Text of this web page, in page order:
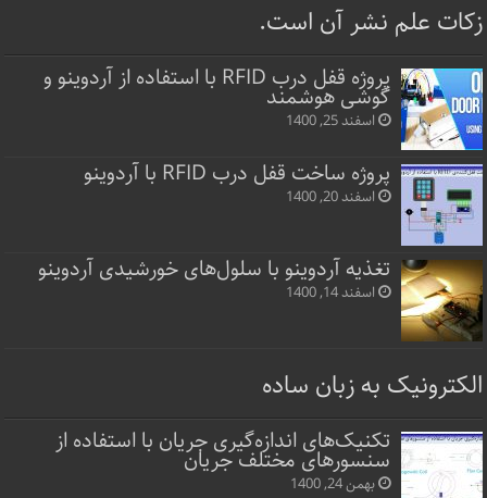
زکات علم نشر آن است.
پروژه قفل‌ درب RFID با استفاده از آردوینو و
گوشی هوشمند
اسفند 25, 1400
پروژه ساخت قفل‌ درب RFID با آردوینو
اسفند 20, 1400
تغذیه آردوینو با سلول‌های خورشیدی آردوینو
اسفند 14, 1400
الکترونیک به زبان ساده
تکنیک‌های اندازه‌گیری جریان با استفاده از
سنسورهای مختلف جریان
بهمن 24, 1400